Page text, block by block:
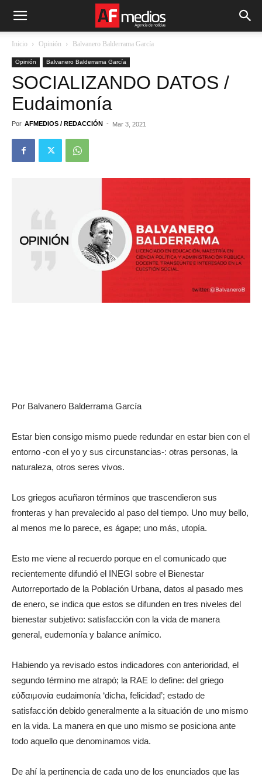
Inicio Opinión Balvanero Balderrama García
Opinión Balvanero Balderrama García
SOCIALIZANDO DATOS /
Eudaimonía
Por AFMEDIOS / REDACCIÓN - Mar 3, 2021
Por Balvanero Balderrama García
Estar bien consigo mismo puede redundar en estar bien con el
entorno -con el yo y sus circunstancias-: otras personas, la
naturaleza, otros seres vivos.
Los griegos acuñaron términos que trascendieron sus
fronteras y han prevalecido al paso del tiempo. Uno muy bello,
al menos me lo parece, es ágape; uno más, utopía.
Esto me viene al recuerdo porque en el comunicado que
recientemente difundió el INEGI sobre el Bienestar
Autorreportado de la Población Urbana, datos al pasado mes
de enero, se indica que estos se difunden en tres niveles del
bienestar subjetivo: satisfacción con la vida de manera
general, eudemonía y balance anímico.
Habiendo ya revisado estos indicadores con anterioridad, el
segundo término me atrapó; la RAE lo define: del griego
εὐδαιμονία eudaimonía ‘dicha, felicidad’; estado de
satisfacción debido generalmente a la situación de uno mismo
en la vida. La manera en que uno mismo se posiciona ante
todo aquello que denominamos vida.
De ahí la pertinencia de cada uno de los enunciados que las